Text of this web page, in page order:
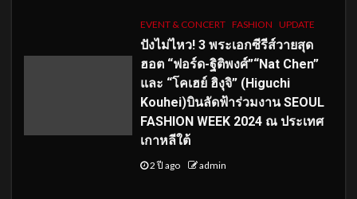
EVENT & CONCERT FASHION UPDATE
ปังไม่ไหว! 3 พระเอกซีรีส์วายสุด
ฮอต “ฟอร์ด-ฐิติพงศ์”“Nat Chen”
และ “โคเฮย์ ฮิงุจิ” (Higuchi
Kouhei)บินลัดฟ้าร่วมงาน SEOUL
FASHION WEEK 2024 ณ ประเทศ
เกาหลีใต้
2 ปี ago admin